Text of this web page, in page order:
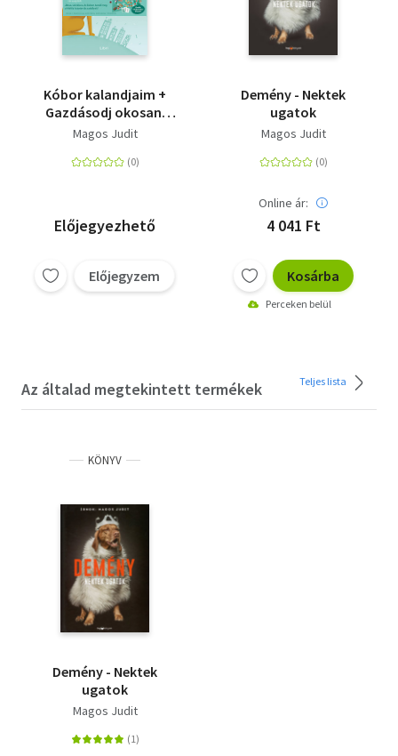
Kóbor kalandjaim +
Gazdásodj okosan!
társasjáték
Magos Judit
Előjegyezhető
Előjegyzem
Demény - Nektek
ugatok
Magos Judit
Online ár:
4 041 Ft
Kosárba
Perceken belül
Az általad megtekintett termékek Teljes lista
KÖNYV
Demény - Nektek
ugatok
Magos Judit